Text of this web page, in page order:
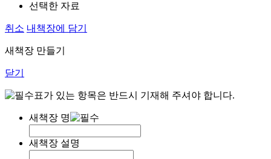
선택한 자료
취소 내책장에 담기
새책장 만들기
닫기
표가 있는 항목은 반드시 기재해 주셔야 합니다.
새책장 명
새책장 설명